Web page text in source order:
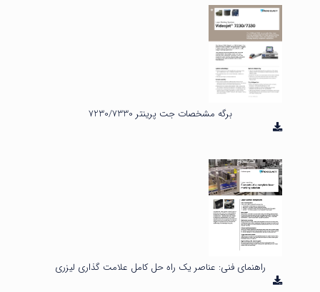
برگه مشخصات جت پرینتر 7230/7330
راهنمای فنی: عناصر یک راه حل کامل علامت گذاری لیزری